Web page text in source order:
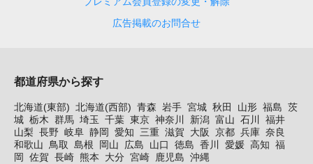
広告掲載のお問合せ
都道府県から探す
北海道(東部) 北海道(西部) 青森 岩手 宮城 秋田 山形 福島 茨
城 栃木 群馬 埼玉 千葉 東京 神奈川 新潟 富山 石川
福井
山梨 長野 岐阜 静岡 愛知 三重 滋賀 大阪 京都 兵庫 奈良
和歌山 鳥取 島根 岡山 広島 山口 徳島 香川 愛媛 高知 福
岡
佐賀 長崎 熊本 大分 宮崎 鹿児島 沖縄